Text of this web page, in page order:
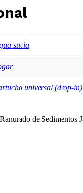
sucia
universal (drop-in)
de Sedimentos